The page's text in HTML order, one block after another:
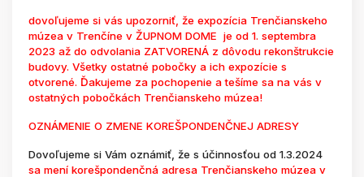
dovoľujeme si vás upozorniť, že expozícia Trenčianskeho
múzea v Trenčíne v ŽUPNOM DOME je od 1. septembra
2023 až do odvolania ZATVORENÁ z dôvodu rekonštrukcie
budovy. Všetky ostatné pobočky a ich expozície s
otvorené. Ďakujeme za pochopenie a tešíme sa na vás v
ostatných pobočkách Trenčianskeho múzea!
OZNÁMENIE O ZMENE KOREŠPONDENČNEJ ADRESY
Dovoľujeme si Vám oznámiť, že s účinnosťou od 1.3.2024
sa mení korešpondenčná adresa Trenčianskeho múzea v